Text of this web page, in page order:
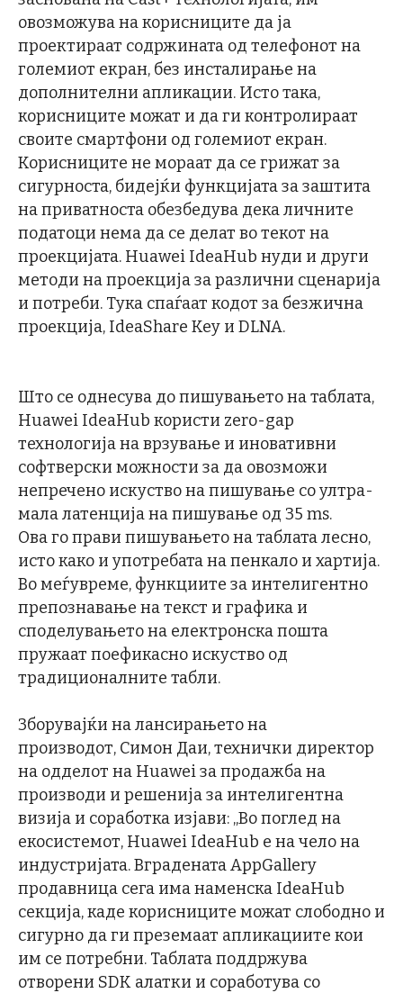
овозможува на корисниците да ја
проектираат содржината од телефонот на
големиот екран, без инсталирање на
дополнителни апликации. Исто така,
корисниците можат и да ги контролираат
своите смартфони од големиот екран.
Корисниците не мораат да се грижат за
сигурноста, бидејќи функцијата за заштита
на приватноста обезбедува дека личните
податоци нема да се делат во текот на
проекцијата. Huawei IdeaHub нуди и други
методи на проекција за различни сценарија
и потреби. Тука спаѓаат кодот за безжична
проекција, IdeaShare Key и DLNA.
Што се однесува до пишувањето на таблата,
Huawei IdeaHub користи zero-gap
технологија на врзување и иновативни
софтверски можности за да овозможи
непречено искуство на пишување со ултра-
мала латенција на пишување од 35 ms.
Ова го прави пишувањето на таблата лесно,
исто како и употребата на пенкало и хартија.
Во меѓувреме, функциите за интелигентно
препознавање на текст и графика и
споделувањето на електронска пошта
пружаат поефикасно искуство од
традиционалните табли.
Зборувајќи на лансирањето на
производот, Симон Даи, технички директор
на одделот на Huawei за продажба на
производи и решенија за интелигентна
визија и соработка изјави: „Во поглед на
екосистемот, Huawei IdeaHub е на чело на
индустријата. Вградената AppGallery
продавница сега има наменска IdeaHub
секција, каде корисниците можат слободно и
сигурно да ги преземаат апликациите кои
им се потребни. Таблата поддржува
отворени SDK алатки и соработува со